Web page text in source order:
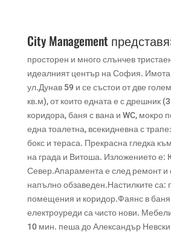
City Management
просторен и много слънчев
идеалният център на София.
ул.Дунав 59 и се състои от две
кв.м), от които едната е с дрешник
коридора, баня с вана и WC,
една тоалетна, всекидневна с
бокс и тераса. Прекрасна гледка
на града и Витоша. Изложението е:
Север.Апарамента е след ремонт и
напълно обзаведен.Настилките са:
помещения и коридор.Фаянс в баня
електроуреди са чисто нови.
10 мин. пеша до Александър Невски